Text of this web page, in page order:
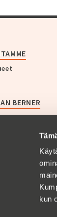
kun
BERNER